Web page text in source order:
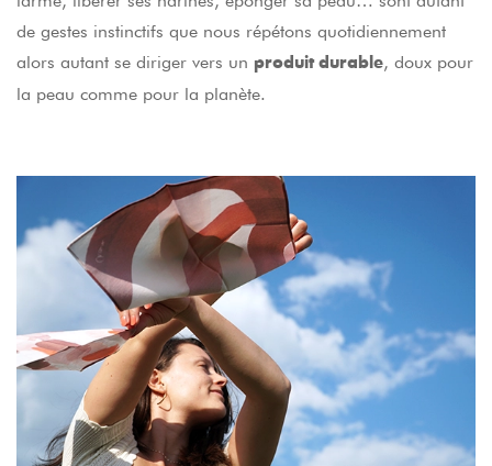
de gestes instinctifs que nous répétons quotidiennement
alors autant se diriger vers un produit durable, doux pour
la peau comme pour la planète.